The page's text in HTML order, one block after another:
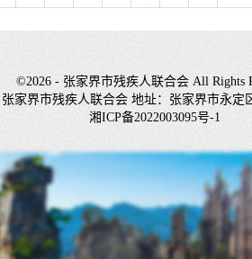
©2026 - 张家界市残疾人联合会 All Rights
家界市残疾人联合会 地址：张家界市永定
湘ICP备2022003095号-1